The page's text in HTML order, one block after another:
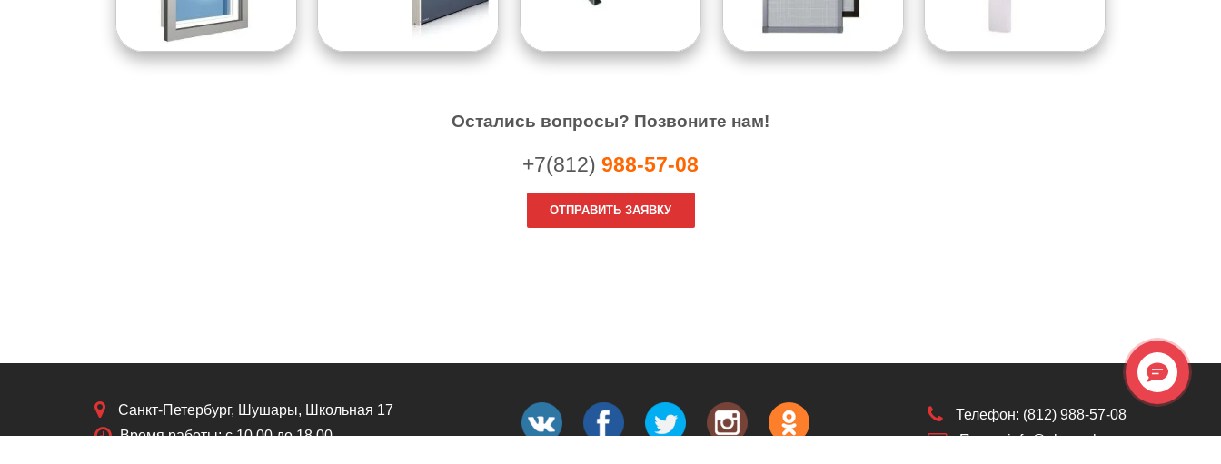
Остались вопросы? Позвоните нам!
+7(812) 988-57-08
ОТПРАВИТЬ ЗАЯВКУ
Санкт-Петербург, Шушары, Школьная 17
Время работы: с 10.00 до 18.00
Телефон: (812) 988-57-08
Почта: info@oknaseka.ru